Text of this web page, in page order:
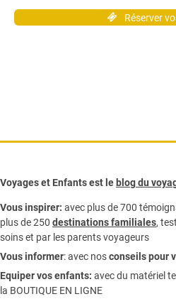
Réserver
Voyages et Enfants est le blog du
Vous inspirer: avec plus de 700
plus de 250 destinations familiales,
soins et par les parents voyageurs
Vous informer:avec nosconseils pour
Equiper vos enfants: avec du matériel
la BOUTIQUE EN LIGNE